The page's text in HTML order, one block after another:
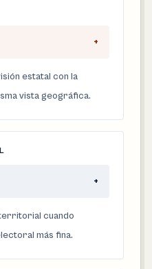
+
estatal con la
vista geográfica.
+
cuando
más fina.